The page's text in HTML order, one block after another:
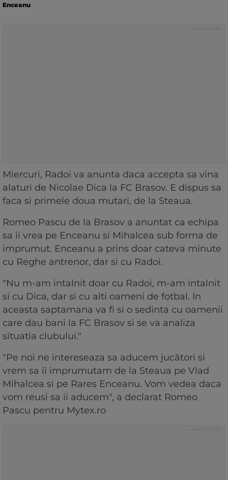
Enceanu
Miercuri, Radoi va anunta daca accepta sa vina
alaturi de Nicolae Dica la FC Brasov. E dispus sa
faca si primele doua mutari, de la Steaua.
Romeo Pascu de la Brasov a anuntat ca echipa
sa ii vrea pe Enceanu si Mihalcea sub forma de
imprumut. Enceanu a prins doar cateva minute
cu Reghe antrenor, dar si cu Radoi.
"Nu m-am intalnit doar cu Radoi, m-am intalnit
si cu Dica, dar si cu alti oameni de fotbal. In
aceasta saptamana va fi si o sedinta cu oamenii
care dau bani la FC Brasov si se va analiza
situatia clubului."
"Pe noi ne intereseaza sa aducem jucători si
vrem sa ii imprumutam de la Steaua pe Vlad
Mihalcea si pe Rares Enceanu. Vom vedea daca
vom reusi sa ii aducem", a declarat Romeo
Pascu pentru Mytex.ro